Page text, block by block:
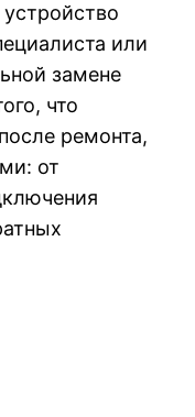
или
замене
что
ремонта,
от